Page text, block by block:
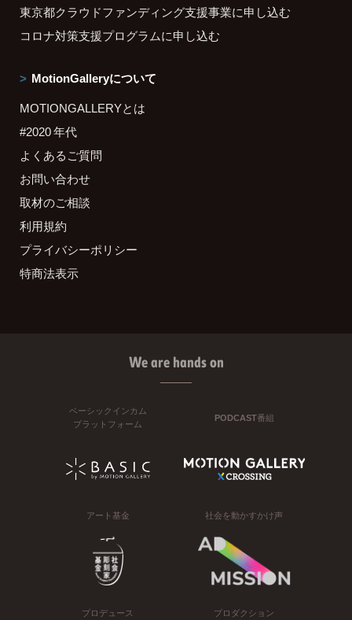
東京都クラウドファンディング支援事業に申し込む
コロナ対策支援プログラムに申し込む
MotionGalleryについて
MOTIONGALLERYとは
#2020 年代
よくあるご質問
お問い合わせ
取材のご相談
利用規約
プライバシーポリシー
特商法表示
We are hands on
ベーシックインカム
プラットフォーム
PODCAST番組
アート基金 社会を動かすかけ声
プロデュース プロダクション